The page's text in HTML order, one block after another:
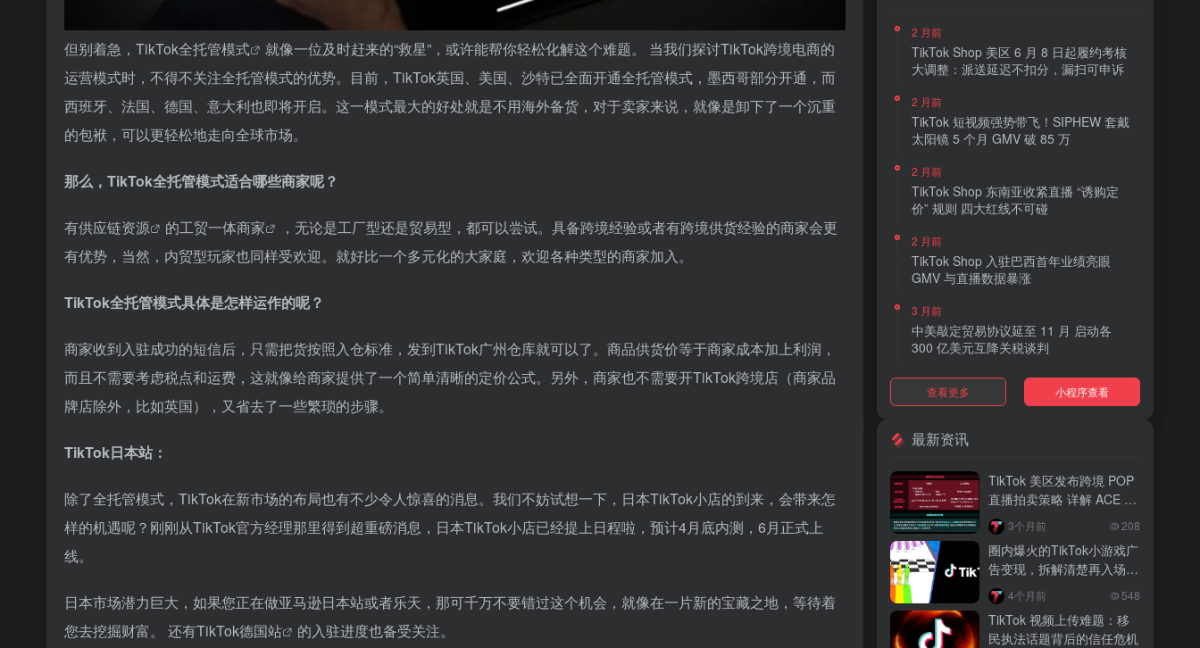
但别着急， TikTok全托管模式
就像一位及时赶来的“救星”，或许能帮你轻松化解这个难题。 当我们探讨TikTok跨境电商的
运营模式时，不得不关注全托管模式的优势。目前，TikTok英国、美国、沙特已全面开通全托管模式，墨西哥部分开通，而
西班牙、法国、德国、意大利也即将开启。这一模式最大的好处就是不用海外备货，对于卖家来说，就像是卸下了一个沉重
的包袱，可以更轻松地走向全球市场。
那么，TikTok全托管模式适合哪些商家呢？
有供应链资源 的工贸一体商家
，无论是工厂型还是贸易型，都可以尝试。具备跨境经验或者有跨境供货经验的商家会更
有优势，当然，内贸型玩家也同样受欢迎。就好比一个多元化的大家庭，欢迎各种类型的商家加入。
TikTok全托管模式具体是怎样运作的呢？
商家收到入驻成功的短信后，只需把货按照入仓标准，发到TikTok广州仓库就可以了。商品供货价等于商家成本加上利润，
而且不需要考虑税点和运费，这就像给商家提供了一个简单清晰的定价公式。另外，商家也不需要开TikTok跨境店（商家品
牌店除外，比如英国），又省去了一些繁琐的步骤。
TikTok日本站：
除了全托管模式，TikTok在新市场的布局也有不少令人惊喜的消息。我们不妨试想一下，日本TikTok小店的到来，会带来怎
样的机遇呢？刚刚从TikTok官方经理那里得到超重磅消息，日本TikTok小店已经提上日程啦，预计4月底内测，6月正式上
线。
日本市场潜力巨大，如果您正在做亚马逊日本站或者乐天，那可千万不要错过这个机会，就像在一片新的宝藏之地，等待着
您去挖掘财富。 还有TikTok德国站 的入驻进度也备受关注。
2 月前
TikTok Shop 美区 6 月 8 日起履约考核
大调整：派送延迟不扣分，漏扫可申诉
2 月前
TikTok 短视频强势带飞！SIPHEW 套戴
太阳镜 5 个月 GMV 破 85 万
2 月前
TikTok Shop 东南亚收紧直播 “诱购定
价” 规则 四大红线不可碰
2 月前
TikTok Shop 入驻巴西首年业绩亮眼
GMV 与直播数据暴涨
3 月前
中美敲定贸易协议延至 11 月 启动各
300 亿美元互降关税谈判
3 月前
TikTok Shop 上线 “三日达” 标签 履约
3 月前
AI 购物代理化趋势明显 30% 美国消费
者接受 AI 代下单
3 月前
TikTok Shop 爱尔兰全面开放入驻 本土
品牌可零门槛开店
3 月前
音乐节降噪耳塞风靡欧美 DTC 品牌单日
营收突破 200 万元
查看更多 小程序查看
最新资讯
TikTok 美区发布跨境 POP
直播拍卖策略 详解 ACE 选
品与三大拍卖机制
3个月前 208
圈内爆火的TikTok小游戏广
告变现，拆解清楚再入场，
别盲目跟风
4个月前 548
TikTok 视频上传难题：移
民执法话题背后的信任危机